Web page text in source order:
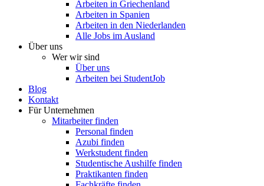
Arbeiten in Griechenland
Arbeiten in Spanien
Arbeiten in den Niederlanden
Alle Jobs im Ausland
Über uns
Wer wir sind
Über uns
Arbeiten bei StudentJob
Blog
Kontakt
Für Unternehmen
Mitarbeiter finden
Personal finden
Azubi finden
Werkstudent finden
Studentische Aushilfe finden
Praktikanten finden